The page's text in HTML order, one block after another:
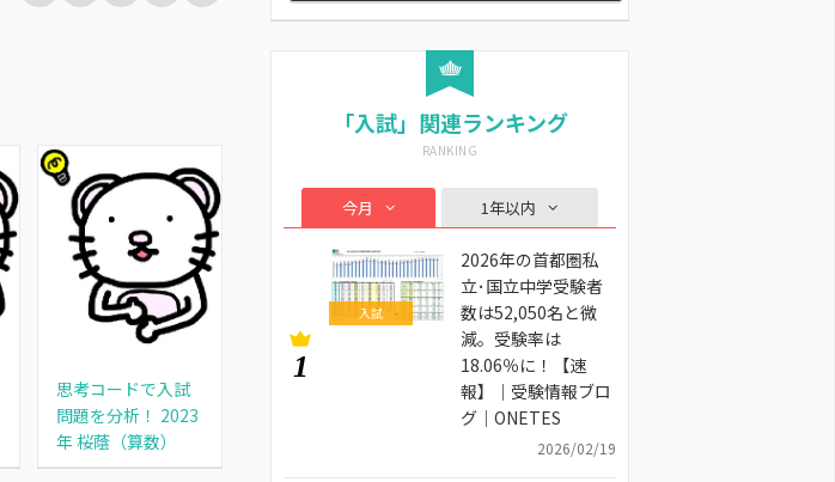
思考コードで入試
問題を分析！ 2023
年 桜蔭（算数）
「入試」関連ランキング
今月 1年以内
1
入試
2026年の首都圏私
立･国立中学受験者
数は52,050名と微
減。受験率は
18.06％に！【速
報】｜受験情報ブロ
グ｜ONETES
2026/02/19